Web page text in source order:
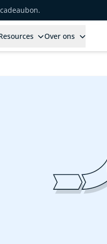
Over ons